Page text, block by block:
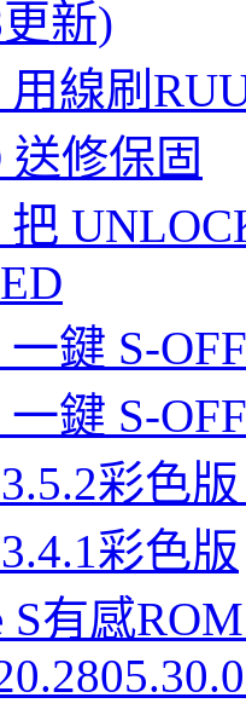
新)
線刷
修保固
鍵 S-
鍵 S-
彩色
彩色版
S有感